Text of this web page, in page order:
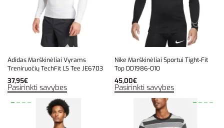
Adidas Marškinėliai Vyrams
Treniruočių TechFit LS Tee JE6703
37,95€
Pasirinkti savybes
Nike Marškinėliai Sportui Tight-Fit
Top DD1986-010
45,00€
Pasirinkti savybes